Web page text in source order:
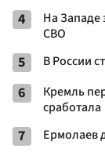
4
На Западе
СВО
5 В России
6
Кремль
сработала
7 Ермолаев